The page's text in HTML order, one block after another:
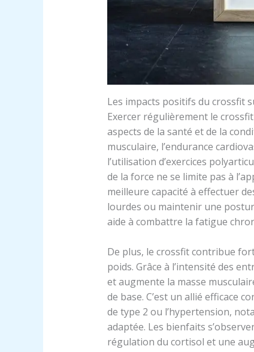
Les impacts positifs du crossfit
Exercer régulièrement le
aspects de la santé et de la
musculaire, l’endurance
l’utilisation d’exercices
de la force ne se limite pas à
meilleure capacité à effectuer
lourdes ou maintenir une
aide à combattre la fatigue
De plus, le crossfit contribue
poids. Grâce à l’intensité des
et augmente la masse
de base. C’est un allié efficace
de type 2 ou l’hypertension,
adaptée. Les bienfaits
régulation du cortisol et une